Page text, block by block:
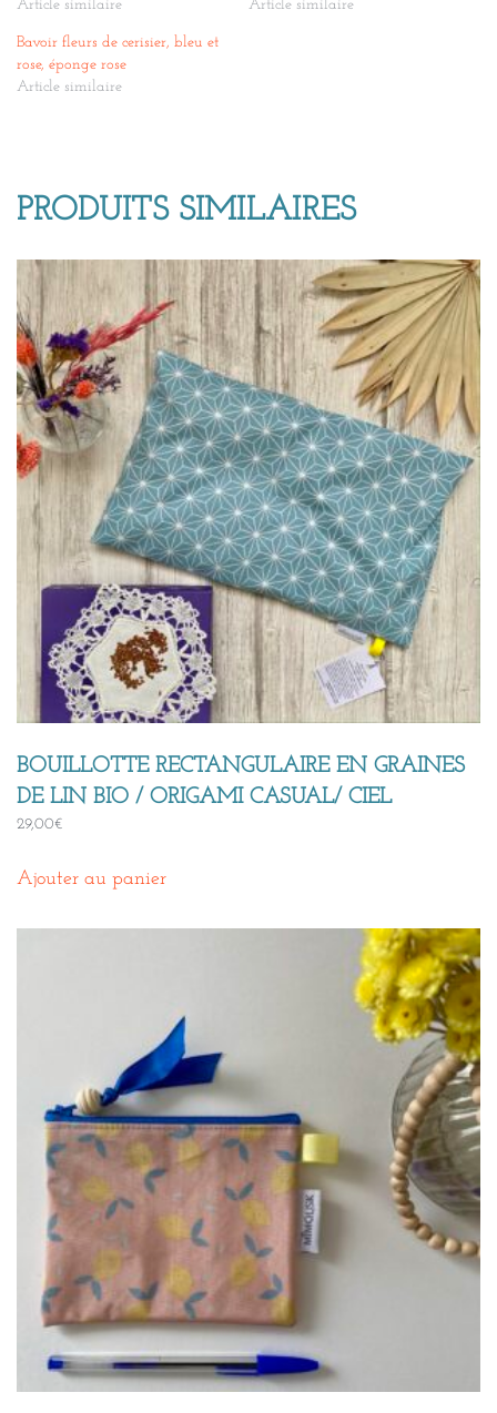
Article similaire
Article similaire
Bavoir fleurs de cerisier, bleu et
rose, éponge rose
Article similaire
PRODUITS SIMILAIRES
BOUILLOTTE RECTANGULAIRE EN GRAINES
DE LIN BIO / ORIGAMI CASUAL/ CIEL
29,00€
Ajouter au panier